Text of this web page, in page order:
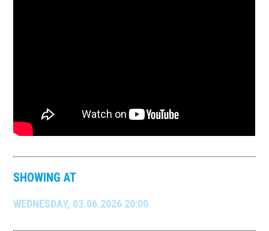
SHOWING AT
WEDNESDAY, 03.06.2026 20:00